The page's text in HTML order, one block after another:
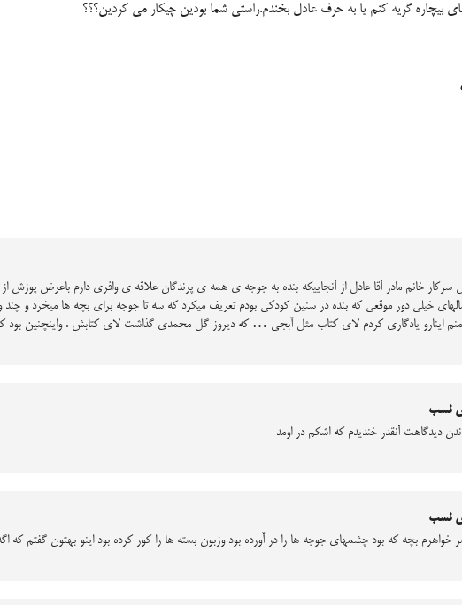
بیچاره گریه کنم یا به حرف عادل بخندم.راستی شما بودین چیکار می کردین؟؟؟
سرکار خانم مادر آقا عادل از آنجاییکه بنده به جوجه ی همه ی پرندگان علاقه ی وافری دارم باعرض
سالهای خیلی دور موقعی که بنده در سنین کودکی بودم تعریف میکرد که سه تا جوجه برای بچه ها میخرد و
منم اینارو یادگاری کردم لای کتاب مثل آبجی … که دیروز گل محمدی گذاشت لای کتابش . واینچنین بود که
نسب
دیدگاهت آنقدر خندیدم که اشکم در اومد
نسب
خواهرم بچه که بود چشمهای جوجه ها را در آورده بود وزبون بسته ها را کور کرده بود اینو بهتون گفتم